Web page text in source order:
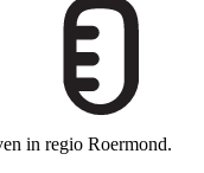
in regio Roermond.